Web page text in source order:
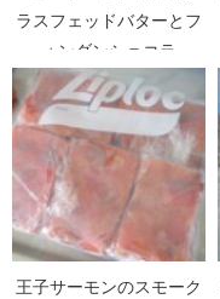
ラスフェッドバターとフ
ォンダンショコラ
王子サーモンのスモーク